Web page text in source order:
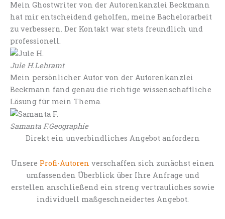
Mein Ghostwriter von der Autorenkanzlei Beckmann
hat mir entscheidend geholfen, meine Bachelorarbeit
zu verbessern. Der Kontakt war stets freundlich und
professionell.
Jule H.Lehramt
Mein persönlicher Autor von der Autorenkanzlei
Beckmann fand genau die richtige wissenschaftliche
Lösung für mein Thema.
Samanta F.Geographie
Direkt ein unverbindliches Angebot anfordern
Unsere Profi-Autoren verschaffen sich zunächst einen
umfassenden Überblick über Ihre Anfrage und
erstellen anschließend ein streng vertrauliches sowie
individuell maßgeschneidertes Angebot.